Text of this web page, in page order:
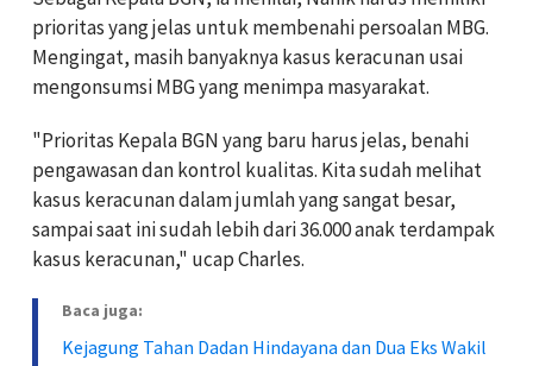
prioritas yang jelas untuk membenahi persoalan MBG.
Mengingat, masih banyaknya kasus keracunan usai
mengonsumsi MBG yang menimpa masyarakat.
"Prioritas Kepala BGN yang baru harus jelas, benahi
pengawasan dan kontrol kualitas. Kita sudah melihat
kasus keracunan dalam jumlah yang sangat besar,
sampai saat ini sudah lebih dari 36.000 anak terdampak
kasus keracunan," ucap Charles.
Baca juga:
Kejagung Tahan Dadan Hindayana dan Dua Eks Wakil